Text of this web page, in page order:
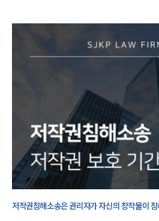
저작권침해소송은 권리자가 자신의 창작물이